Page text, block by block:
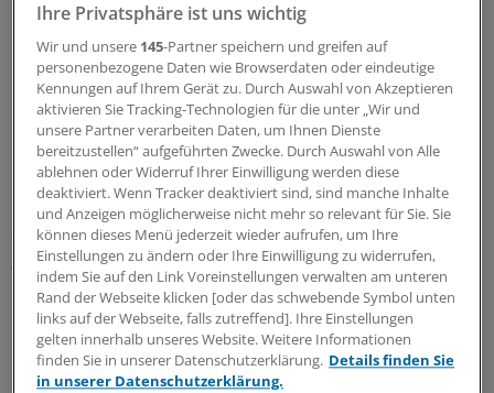
Ein solcher Schritt belaste Wirtschaft und Arbeitgeber
noch stärker als bisher – und bedeute damit auch einen
massiven Wettbewerbsnachteil Deutschlands in der
aktuell stattfindenden „Neuverteilung der Arbeitswelt“.
„Der Standort Deutschland muss wettbewerbsfähig
bleiben“, betonte Brossardt.
Über 40 Prozent? „Dann gibt es kein Halten
mehr“
Ihre Privatsphäre ist uns wichtig
Wir und unsere 145-Partner speichern und greifen auf
personenbezogene Daten wie Browserdaten oder eindeutige
Kennungen auf Ihrem Gerät zu. Durch Auswahl von Akzeptieren
aktivieren Sie Tracking-Technologien für die unter „Wir und
unsere Partner verarbeiten Daten, um Ihnen Dienste
bereitzustellen“ aufgeführten Zwecke. Durch Auswahl von Alle
ablehnen oder Widerruf Ihrer Einwilligung werden diese
deaktiviert. Wenn Tracker deaktiviert sind, sind manche Inhalte
und Anzeigen möglicherweise nicht mehr so relevant für Sie. Sie
können dieses Menü jederzeit wieder aufrufen, um Ihre
Einstellungen zu ändern oder Ihre Einwilligung zu widerrufen,
indem Sie auf den Link Voreinstellungen verwalten am unteren
Rand der Webseite klicken [oder das schwebende Symbol unten
links auf der Webseite, falls zutreffend]. Ihre Einstellungen
gelten innerhalb unseres Website. Weitere Informationen
finden Sie in unserer Datenschutzerklärung. Details finden Sie
in unserer Datenschutzerklärung.